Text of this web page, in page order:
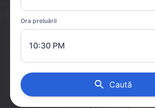
Ora preluării
10:30 PM
Caută